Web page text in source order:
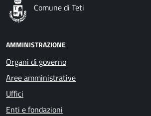
Comune di Teti
AMMINISTRAZIONE
Organi di governo
Aree amministrative
Uffici
Enti e fondazioni